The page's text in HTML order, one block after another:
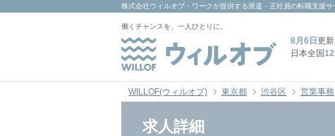
株式会社ウィルオブ・ワーク が提供する派遣・正社員の転職支援
働くチャンスを、一人ひとりに。
8月6日 更新
日本全国
WILLOF(ウィルオブ) 東京都 渋谷区 営業事務
求人詳細